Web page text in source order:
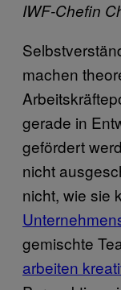
IWF-Chefin
machen
gerade in
gefördert
nicht
nicht, wie sie
gemischte
arbeiten